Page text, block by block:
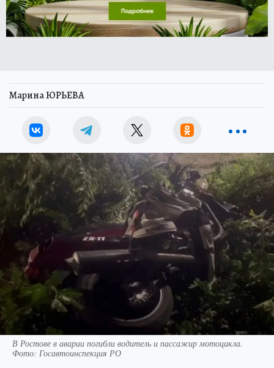
Марина ЮРЬЕВА
В Ростове в аварии погибли водитель и пассажир мотоцикла.
Фото: Госавтоинспекция РО